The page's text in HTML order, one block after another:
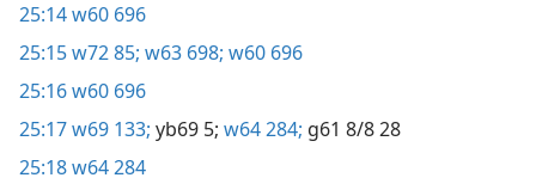
25:14w60 696
25:15w72 85; w63 698; w60 696
25:16w60 696
25:17w69 133; yb69 5; w64 284; g61 8/8 28
25:18w64 284